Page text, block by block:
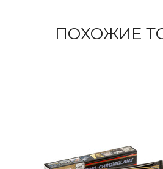
ПОХОЖИЕ